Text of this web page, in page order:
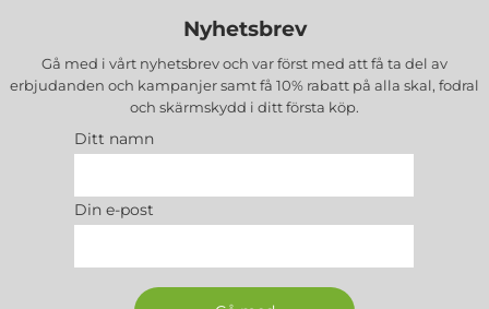
Nyhetsbrev
Gå med i vårt nyhetsbrev och var först med att få ta del av
erbjudanden och kampanjer samt få 10% rabatt på alla skal, fodral
och skärmskydd i ditt första köp.
Ditt namn
Din e-post